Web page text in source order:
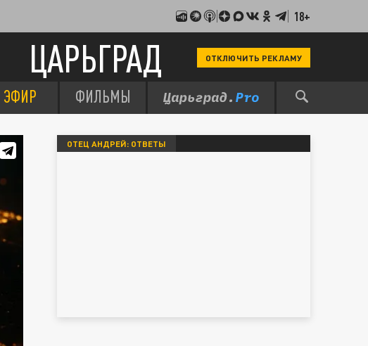
18+
ЦАРЬГРАД ОТКЛЮЧИТЬ РЕКЛАМУ
ЭФИР ФИЛЬМЫ
ОТЕЦ АНДРЕЙ: ОТВЕТЫ